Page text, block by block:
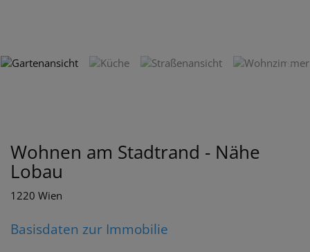
Wohnen am Stadtrand - Nähe
Lobau
1220 Wien
Basisdaten zur Immobilie